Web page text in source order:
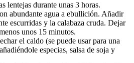
lentejas durante unas 3 horas.
abundante agua a ebullición. Añadir
escurridas y la calabaza cruda. Dejar
unos 15 minutos.
el caldo (se puede usar para una
especias, salsa de soja y